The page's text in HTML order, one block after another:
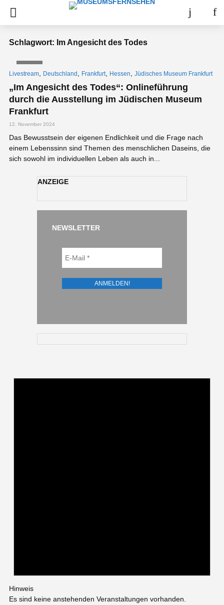
Schlagwort: Im Angesicht des Todes
Livestream Deutschland Frankfurt Hessen Jüdisches Museum Frankfurt
„Im Angesicht des Todes“: Onlineführung
durch die Ausstellung im Jüdischen Museum
Frankfurt
12. November 2024
Das Bewusstsein der eigenen Endlichkeit und die Frage nach
einem Lebenssinn sind Themen des menschlichen Daseins, die
sich sowohl im individuellen Leben als auch in...
ANZEIGE
NEWSLETTER
Hinweis
Es sind keine anstehenden Veranstaltungen vorhanden.